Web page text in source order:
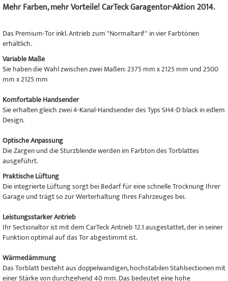
Mehr Farben, mehr Vorteile! CarTeck Garagentor-Aktion 2014.
Das Premium-Tor inkl. Antrieb zum "Normaltarif" in vier Farbtönen
erhältlich.
Variable Maße
Sie haben die Wahl zwischen zwei Maßen: 2375 mm x 2125 mm und 2500
mm x 2125 mm
Komfortable Handsender
Sie erhalten gleich zwei 4-Kanal-Handsender des Typs SH4-D black in edlem
Design.
Optische Anpassung
Die Zargen und die Sturzblende werden im Farbton des Torblattes
ausgeführt.
Praktische Lüftung
Die integrierte Lüftung sorgt bei Bedarf für eine schnelle Trocknung Ihrer
Garage und trägt so zur Werterhaltung Ihres Fahrzeuges bei.
Leistungsstarker Antrieb
Ihr Sectionaltor ist mit dem CarTeck Antrieb 12.1 ausgestattet, der in seiner
Funktion optimal auf das Tor abgestimmt ist.
Wärmedämmung
Das Torblatt besteht aus doppelwandigen, hochstabilen Stahlsectionen mit
einer Stärke von durchgehend 40 mm. Das bedeutet eine hohe